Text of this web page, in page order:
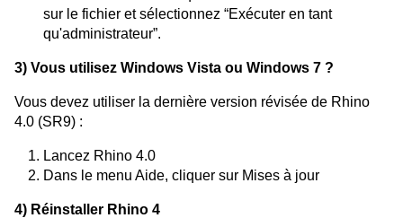
sur le fichier et sélectionnez “Exécuter en tant
qu'administrateur”.
3) Vous utilisez Windows Vista ou Windows 7 ?
Vous devez utiliser la dernière version révisée de Rhino
4.0 (SR9) :
Lancez Rhino 4.0
Dans le menu Aide, cliquer sur Mises à jour
4) Réinstaller Rhino 4